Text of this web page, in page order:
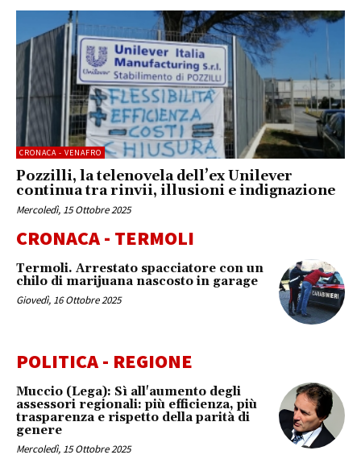
CRONACA - VENAFRO
Pozzilli, la telenovela dell’ex Unilever
continua tra rinvii, illusioni e indignazione
Mercoledì, 15 Ottobre 2025
CRONACA - TERMOLI
Termoli. Arrestato spacciatore con un
chilo di marijuana nascosto in garage
Giovedì, 16 Ottobre 2025
POLITICA - REGIONE
Muccio (Lega): Sì all'aumento degli
assessori regionali: più efficienza, più
trasparenza e rispetto della parità di
genere
Mercoledì, 15 Ottobre 2025